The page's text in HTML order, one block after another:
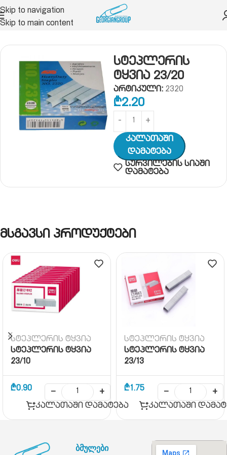
Skip to navigation
Skip to main content
სტეპლერი, დირაკოლი
სტეპლერის
ტყვია 23/20
არტიკული: 2320
₾2.20
Კალათაში
Დამატება
სურვილების სიაში
დამატება
მსგავსი პროდუქტები
სტეპლერის ტყვია
სტეპლერის ტყვია
23/10
₾0.90 −
+
კალათაში დამატება
სტეპლერის ტყვია
სტეპლერის ტყვია
23/13
₾1.75 −
+
კალათაში
ბმულები